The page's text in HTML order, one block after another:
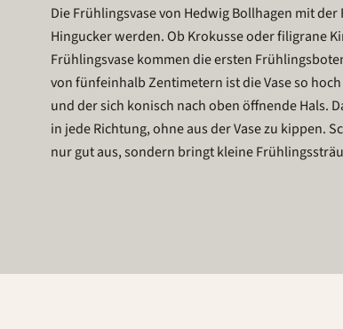
Die Frühlingsvase von Hedwig Bollhagen mit
Hingucker werden. Ob Krokusse oder filigrane
Frühlingsvase kommen die ersten
von fünfeinhalb Zentimetern ist die Vase so
und der sich konisch nach oben öffnende Hals.
in jede Richtung, ohne aus der Vase zu kippen.
nur gut aus, sondern bringt kleine